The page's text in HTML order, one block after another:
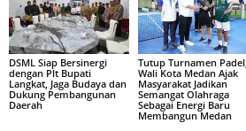
DSML Siap Bersinergi
dengan Plt Bupati
Langkat, Jaga Budaya dan
Dukung Pembangunan
Daerah
Tutup Turnamen Padel,
Wali Kota Medan Ajak
Masyarakat Jadikan
Semangat Olahraga
Sebagai Energi Baru
Membangun Medan